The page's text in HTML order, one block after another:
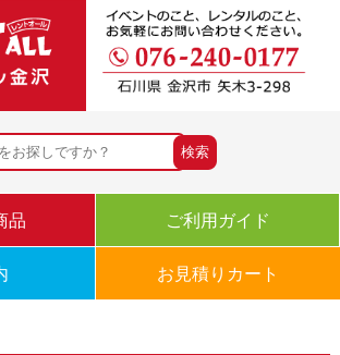
品 ご利用ガイド
お見積りカート